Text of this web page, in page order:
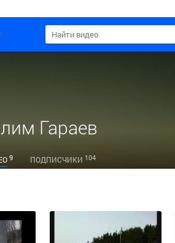
Гараев
9 ПОДПИСЧИКИ 104